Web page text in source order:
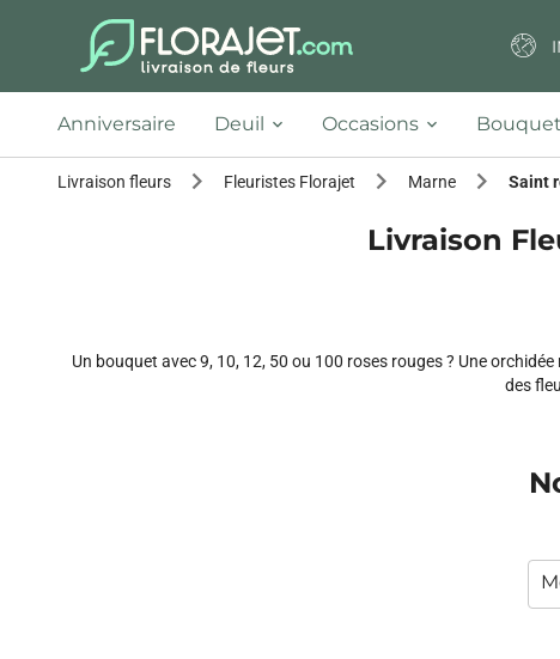
Anniversaire Deuil Occasions
Livraison fleurs Fleuristes Florajet Marne Saint
Livraison
Un bouquet avec 9, 10, 12, 50 ou 100 roses rouges ? Une
des